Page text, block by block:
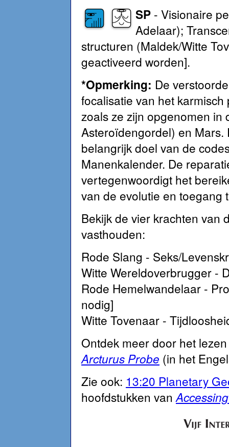
SP - Visionaire
Adelaar);
structuren (Maldek/Witte
geactiveerd worden].
*Opmerking: De
focalisatie van het
zoals ze zijn opgenomen
Asteroïdengordel) en Mars.
belangrijk doel van de
Manenkalender. De
vertegenwoordigt het
van de evolutie en toegang
Bekijk de vier krachten van
vasthouden:
Rode Slang - Seks/
Witte Wereldoverbrugger -
Rode Hemelwandelaar -
nodig]
Witte Tovenaar -
Ontdek meer door het
Arcturus Probe (in het
Zie ook: 13:20 Planetary
hoofdstukken van